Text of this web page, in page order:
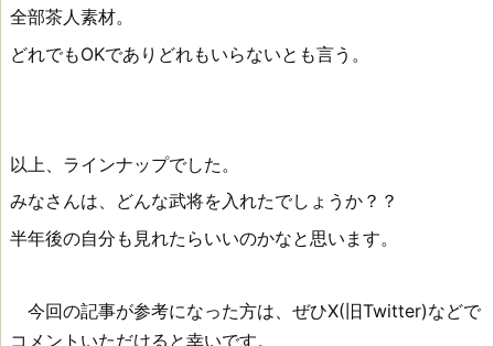
全部茶人素材。
どれでもOKでありどれもいらないとも言う。
以上、ラインナップでした。
みなさんは、どんな武将を入れたでしょうか？？
半年後の自分も見れたらいいのかなと思います。
今回の記事が参考になった方は、ぜひX(旧Twitter)などで
コメントいただけると幸いです。